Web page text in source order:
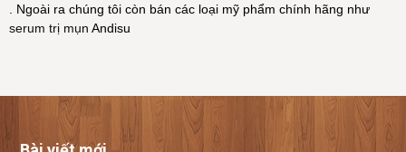
. Ngoài ra chúng tôi còn bán các loại mỹ phẩm chính hãng như
serum trị mụn Andisu